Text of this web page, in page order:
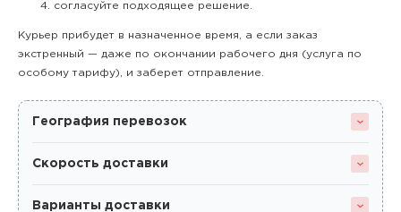
согласуйте подходящее решение.
Курьер прибудет в назначенное время, а если заказ
экстренный — даже по окончании рабочего дня (услуга по
особому тарифу), и заберет отправление.
География перевозок
Скорость доставки
Варианты доставки